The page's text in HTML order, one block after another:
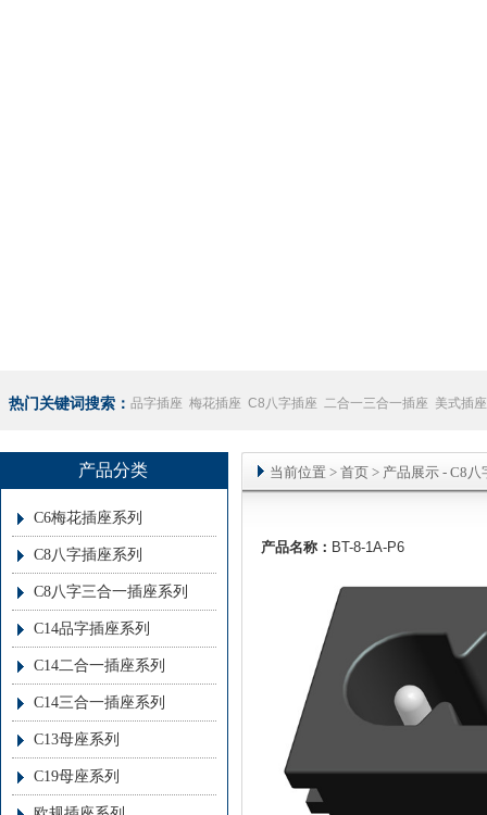
热门关键词搜索： 品字插座 梅花插座 C8八字插座 二合一三合一插座 美式插座
产品分类
C6梅花插座系列
C8八字插座系列
C8八字三合一插座系列
C14品字插座系列
C14二合一插座系列
C14三合一插座系列
C13母座系列
C19母座系列
当前位置 > 首页 > 产品展示 - C8八
产品名称： BT-8-1A-P6